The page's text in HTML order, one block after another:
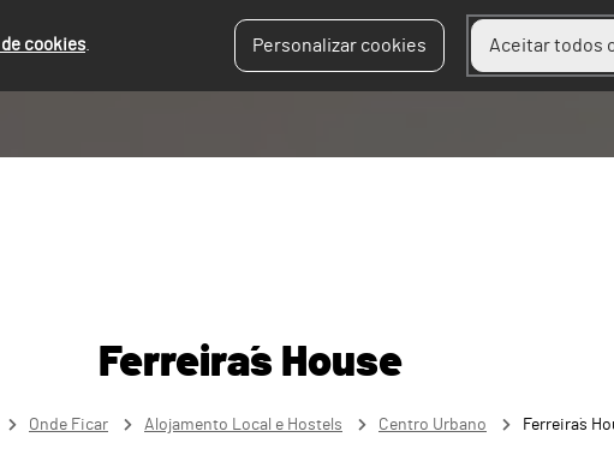
cookies. Personalizar cookies Aceitar todos
Ferreira´s House
Onde Ficar Alojamento Local e Hostels Centro Urbano Ferreira´s